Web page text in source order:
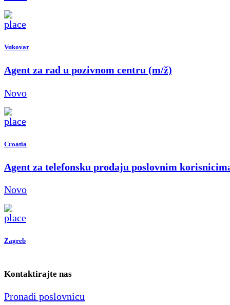
Vukovar
Agent za rad u pozivnom centru (m/ž)
Novo
Croatia
Agent za telefonsku prodaju poslovnim
Novo
Zagreb
Kontaktirajte nas
Pronađi poslovnicu